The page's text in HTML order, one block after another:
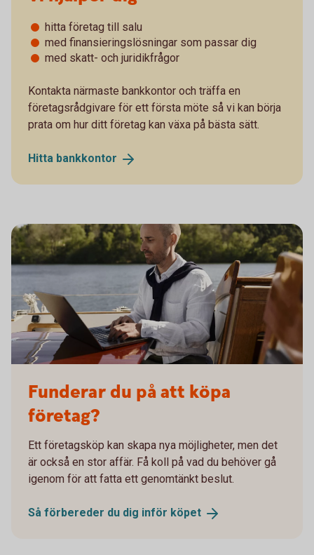
hitta företag till salu
med finansieringslösningar som passar dig
med skatt- och juridikfrågor
Kontakta närmaste bankkontor och träffa en
företagsrådgivare för ett första möte så vi kan börja
prata om hur ditt företag kan växa på bästa sätt.
Hitta bankkontor
Funderar du på att köpa
företag?
Ett företagsköp kan skapa nya möjligheter, men det
är också en stor affär. Få koll på vad du behöver gå
igenom för att fatta ett genomtänkt beslut.
Så förbereder du dig inför köpet